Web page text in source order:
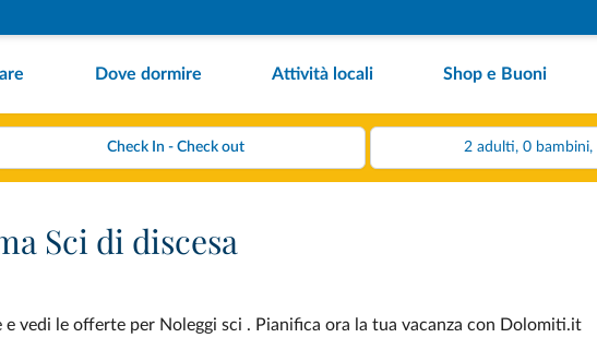
Dove dormire Attività locali Shop e Buoni
Sci di discesa
vedi le offerte per Noleggi sci . Pianifica ora la tua vacanza con Dolomiti.it